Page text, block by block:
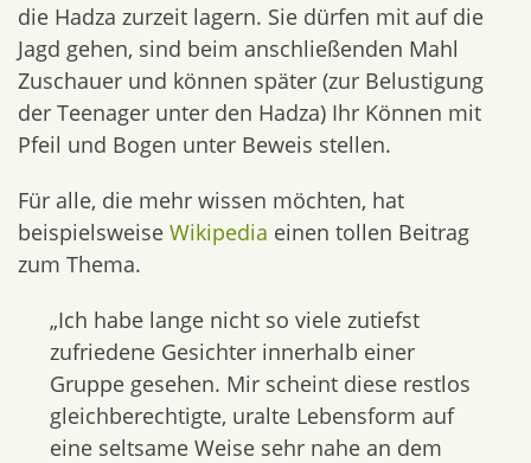
die Hadza zurzeit lagern. Sie dürfen mit auf die
Jagd gehen, sind beim anschließenden Mahl
Zuschauer und können später (zur Belustigung
der Teenager unter den Hadza) Ihr Können mit
Pfeil und Bogen unter Beweis stellen.
Für alle, die mehr wissen möchten, hat
beispielsweise Wikipedia einen tollen Beitrag
zum Thema.
„Ich habe lange nicht so viele zutiefst
zufriedene Gesichter innerhalb einer
Gruppe gesehen. Mir scheint diese restlos
gleichberechtigte, uralte Lebensform auf
eine seltsame Weise sehr nahe an dem